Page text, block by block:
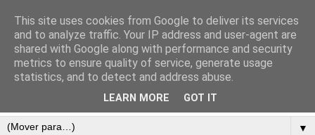
▼
This site uses cookies from Google to deliver its services
and to analyze traffic. Your IP address and user-agent are
shared with Google along with performance and security
metrics to ensure quality of service, generate usage
statistics, and to detect and address abuse.
LEARN MORE GOT IT